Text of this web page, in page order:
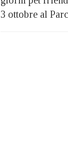
3 ottobre al